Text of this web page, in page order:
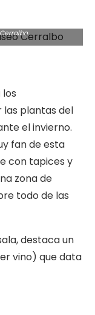
los
plantas del
el invierno.
fan de esta
con tapices y
zona de
todo de las
destaca un
vino) que data